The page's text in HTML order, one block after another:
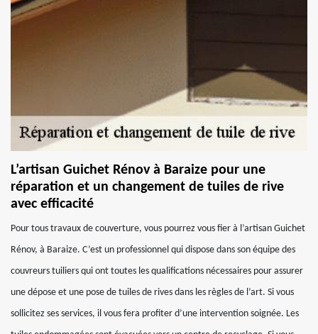
L’artisan Guichet Rénov à Baraize pour une
réparation et un changement de tuiles de rive
avec efficacité
Pour tous travaux de couverture, vous pourrez vous fier à l’artisan Guichet
Rénov, à Baraize. C’est un professionnel qui dispose dans son équipe des
couvreurs tuiliers qui ont toutes les qualifications nécessaires pour assurer
une dépose et une pose de tuiles de rives dans les règles de l’art. Si vous
sollicitez ses services, il vous fera profiter d’une intervention soignée. Les